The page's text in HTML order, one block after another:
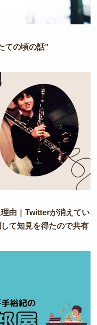
ての頃の話”
理由｜Twitterが消えてい
て知見を得たので共有